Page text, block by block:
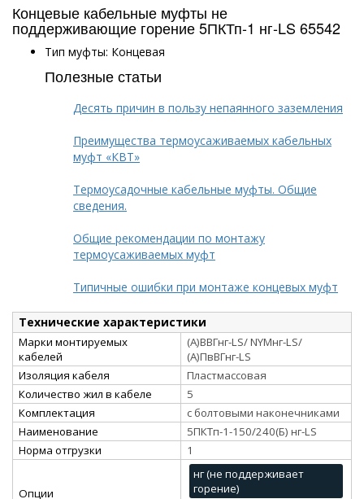
Концевые кабельные муфты не
поддерживающие горение 5ПКТп-1 нг-LS 65542
Тип муфты: Концевая
Полезные статьи
Десять причин в пользу непаянного заземления
Преимущества термоусаживаемых кабельных
муфт «КВТ»
Термоусадочные кабельные муфты. Общие
сведения.
Общие рекомендации по монтажу
термоусаживаемых муфт
Типичные ошибки при монтаже концевых муфт
Технические характеристики
Марки монтируемых
кабелей
(А)ВВГнг-LS/ NYMнг-LS/
(А)ПвВГнг-LS
Изоляция кабеля
Пластмассовая
Количество жил в кабеле
5
Комплектация
с болтовыми наконечниками
Наименование
5ПКТп-1-150/240(Б) нг-LS
Норма отгрузки
1
Опции
нг (не поддерживает
горение)